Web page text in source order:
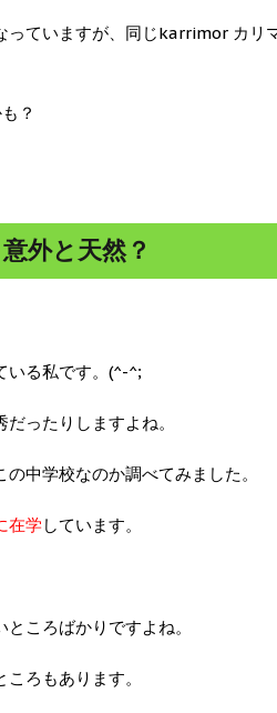
っていますが、同じkarrimor カリ
？
外と天然？
いる私です。(^-^;
ったりしますよね。
中学校なのか調べてみました。
在学しています。
ころばかりですよね。
ろもあります。